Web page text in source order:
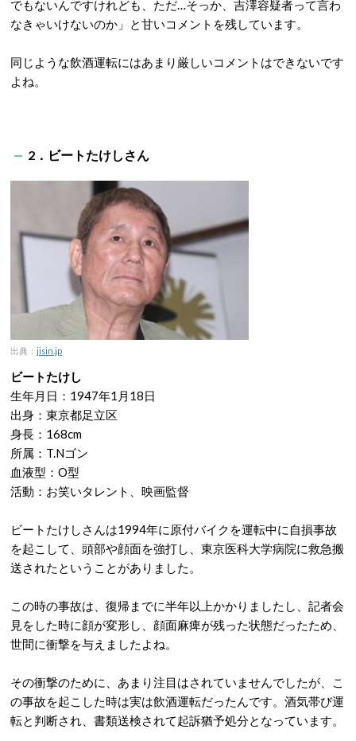
でもないんですけれども、ただ…そっか、吉澤容疑者って言わ
なきゃいけないのか」と甘いコメントを残しています。
同じような飲酒運転にはあまり厳しいコメントはできないです
よね。
2．ビートたけしさん
出典： jisin.jp
ビートたけし
生年月日：1947年1月18日
出身：東京都足立区
身長：168cm
所属：T.Nゴン
血液型：O型
活動：お笑いタレント、映画監督
ビートたけしさんは1994年に原付バイクを運転中に自損事故
を起こして、頭部や顔面を強打し、東京医科大学病院に救急搬
送されたということがありました。
この時の事故は、復帰までに半年以上かかりましたし、記者会
見をした時に顔が変形し、顔面麻痺が残った状態だったため、
世間に衝撃を与えましたよね。
その衝撃のために、あまり注目はされていませんでしたが、こ
の事故を起こした時は実は飲酒運転だったんです。酒気帯び運
転と判断され、書類送検されて起訴猶予処分となっています。